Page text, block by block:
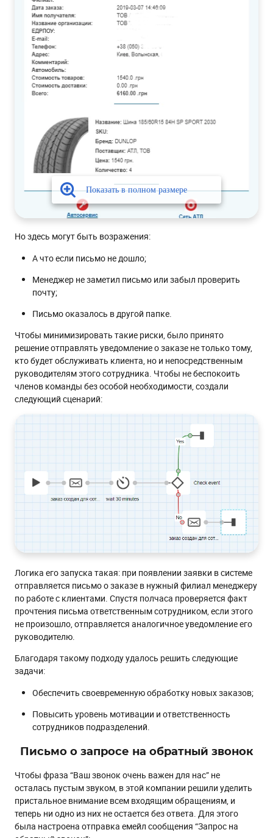
Но здесь могут быть возражения:
А что если письмо не дошло;
Менеджер не заметил письмо или забыл проверить
почту;
Письмо оказалось в другой папке.
Чтобы минимизировать такие риски, было принято
решение отправлять уведомление о заказе не только тому,
кто будет обслуживать клиента, но и непосредственным
руководителям этого сотрудника. Чтобы не беспокоить
членов команды без особой необходимости, создали
следующий сценарий:
Логика его запуска такая: при появлении заявки в системе
отправляется письмо о заказе в нужный филиал менеджеру
по работе с клиентами. Спустя полчаса проверяется факт
прочтения письма ответственным сотрудником, если этого
не произошло, отправляется аналогичное уведомление его
руководителю.
Благодаря такому подходу удалось решить следующие
задачи:
Обеспечить своевременную обработку новых заказов;
Повысить уровень мотивации и ответственность
сотрудников подразделений.
Письмо о запросе на обратный звонок
Чтобы фраза “Ваш звонок очень важен для нас” не
осталась пустым звуком, в этой компании решили уделить
пристальное внимание всем входящим обращениям, и
теперь ни одно из них не остается без ответа. Для этого
была настроена отправка емейл сообщения “Запрос на